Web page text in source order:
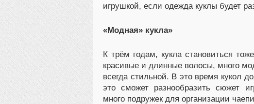
игрушкой, если одежда куклы будет
«Модная» кукла»
К трём годам, кукла становиться
красивые и длинные волосы, много
всегда стильной. В это время кукол
это сможет разнообразить сюжет
много подружек для организации